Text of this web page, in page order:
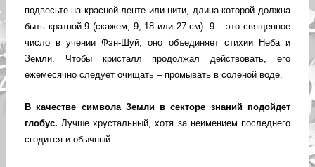
подвесьте на красной ленте или нити, длина которой должна
быть кратной 9 (скажем, 9, 18 или 27 см). 9 – это священное
число в учении Фэн-Шуй; оно объединяет стихии Неба и
Земли. Чтобы кристалл продолжал действовать, его
ежемесячно следует очищать – промывать в соленой воде.
В качестве символа Земли в секторе знаний подойдет
глобус. Лучше хрустальный, хотя за неимением последнего
сгодится и обычный.